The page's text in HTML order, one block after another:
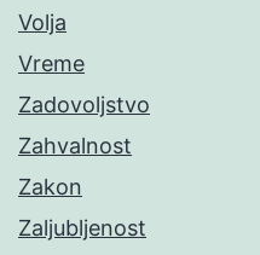
Volja
Vreme
Zadovoljstvo
Zahvalnost
Zakon
Zaljubljenost